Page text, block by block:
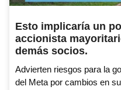
Esto implicaría un
accionista
demás socios.
Advierten riesgos para la
del Meta por cambios en